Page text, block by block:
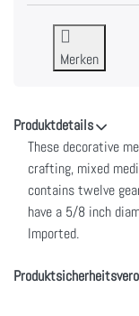
Merken
Produktdetails
These decorative
crafting, mixed
contains twelve
have a 5/8 inch
Imported.